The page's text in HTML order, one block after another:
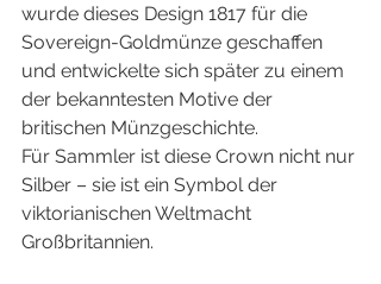
wurde dieses Design 1817 für die
Sovereign-Goldmünze geschaffen
und entwickelte sich später zu einem
der bekanntesten Motive der
britischen Münzgeschichte.
Für Sammler ist diese Crown nicht nur
Silber – sie ist ein Symbol der
viktorianischen Weltmacht
Großbritannien.